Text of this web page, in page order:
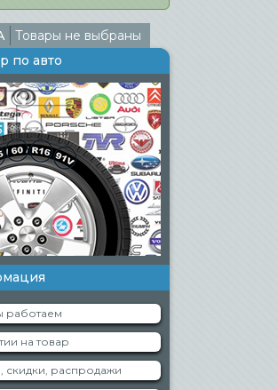
Товары не выбраны
по авто
работаем
на товар
скидки, распродажи